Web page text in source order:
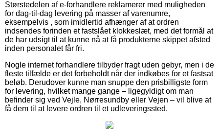
Størstedelen af e-forhandlere reklamerer med muligheden
for dag-til-dag levering på masser af varenumre,
eksempelvis , som imidlertid afhænger af at ordren
indsendes forinden et fastslået klokkeslæt, med det formål at
de har udsigt til at kunne nå at få produkterne skippet afsted
inden personalet får fri.
Nogle internet forhandlere tilbyder fragt uden gebyr, men i de
fleste tilfælde er det forbeholdt når der indkøbes for et fastsat
beløb. Derudover kunne man snuppe den prisbilligste form
for levering, hvilket mange gange – ligegyldigt om man
befinder sig ved Vejle, Nørresundby eller Vejen – vil blive at
få dem til at levere ordren til et udleveringssted.